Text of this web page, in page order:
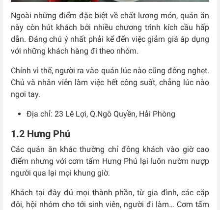
Ngoài những điểm đặc biệt về chất lượng món, quán ăn
này còn hút khách bởi nhiều chương trình kích cầu hấp
dẫn. Đáng chú ý nhất phải kể đến việc giảm giá áp dụng
với những khách hàng đi theo nhóm.
Chính vì thế, người ra vào quán lúc nào cũng đông nghẹt.
Chủ và nhân viên làm việc hết công suất, chẳng lúc nào
ngơi tay.
Địa chỉ: 23 Lê Lợi, Q.Ngô Quyền, Hải Phòng
1.2 Hưng Phú
Các quán ăn khác thường chỉ đông khách vào giờ cao
điểm nhưng với cơm tấm Hưng Phú lại luôn nườm nượp
người qua lại mọi khung giờ.
Khách tại đây đủ mọi thành phần, từ gia đình, các cặp
đôi, hội nhóm cho tới sinh viên, người đi làm… Cơm tấm